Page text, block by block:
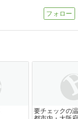
要チェックの